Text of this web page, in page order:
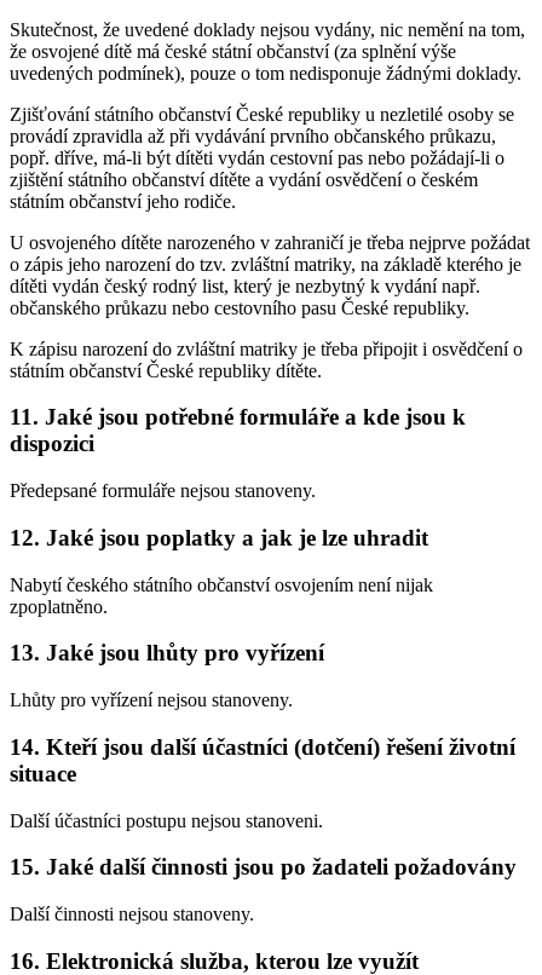
Skutečnost, že uvedené doklady nejsou vydány, nic nemění na tom,
že osvojené dítě má české státní občanství (za splnění výše
uvedených podmínek), pouze o tom nedisponuje žádnými doklady.
Zjišťování státního občanství České republiky u nezletilé osoby se
provádí zpravidla až při vydávání prvního občanského průkazu,
popř. dříve, má-li být dítěti vydán cestovní pas nebo požádají-li o
zjištění státního občanství dítěte a vydání osvědčení o českém
státním občanství jeho rodiče.
U osvojeného dítěte narozeného v zahraničí je třeba nejprve požádat
o zápis jeho narození do tzv. zvláštní matriky, na základě kterého je
dítěti vydán český rodný list, který je nezbytný k vydání např.
občanského průkazu nebo cestovního pasu České republiky.
K zápisu narození do zvláštní matriky je třeba připojit i osvědčení o
státním občanství České republiky dítěte.
11. Jaké jsou potřebné formuláře a kde jsou k
dispozici
Předepsané formuláře nejsou stanoveny.
12. Jaké jsou poplatky a jak je lze uhradit
Nabytí českého státního občanství osvojením není nijak
zpoplatněno.
13. Jaké jsou lhůty pro vyřízení
Lhůty pro vyřízení nejsou stanoveny.
14. Kteří jsou další účastníci (dotčení) řešení životní
situace
Další účastníci postupu nejsou stanoveni.
15. Jaké další činnosti jsou po žadateli požadovány
Další činnosti nejsou stanoveny.
16. Elektronická služba, kterou lze využít